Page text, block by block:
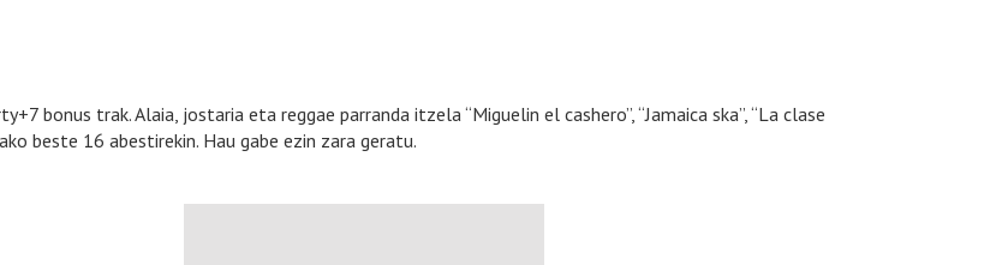
bonus trak. Alaia, jostaria eta reggae parranda itzela “Miguelin el cashero”, “Jamaica ska”, “La clase
beste 16 abestirekin. Hau gabe ezin zara geratu.